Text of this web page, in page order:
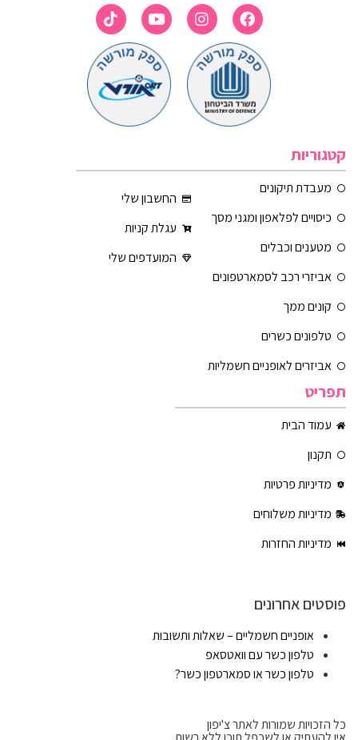
קטגוריות
מעבדת תיקונים
כיסויים לפלאפון ומגני מסך
מטענים וכבלים
אביזרי רכב לסמארטפונים
קונים ממך
טלפונים כשרים
אביזרים לאופניים חשמליות
החשבון שלי
עגלת קניות
המועדפים שלי
תפריט
עמוד הבית
תקנון
מדיניות פרטיות
מדיניות משלוחים
מדיניות החזרות
פוסטים אחרונים
אופניים חשמליים – שאלות ותשובות
טלפון כשר עם וואטסאפ
טלפון כשר או סמארטפון כשר?
כל הזכויות שמורות לאתר צ'יפון